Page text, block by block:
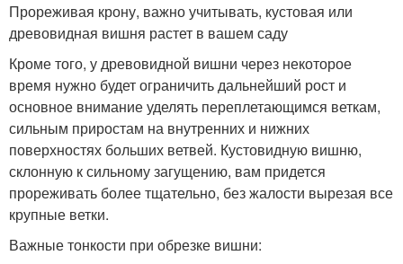
Прореживая крону, важно учитывать, кустовая или
древовидная вишня растет в вашем саду
Кроме того, у древовидной вишни через некоторое
время нужно будет ограничить дальнейший рост и
основное внимание уделять переплетающимся веткам,
сильным приростам на внутренних и нижних
поверхностях больших ветвей. Кустовидную вишню,
склонную к сильному загущению, вам придется
прореживать более тщательно, без жалости вырезая все
крупные ветки.
Важные тонкости при обрезке вишни: